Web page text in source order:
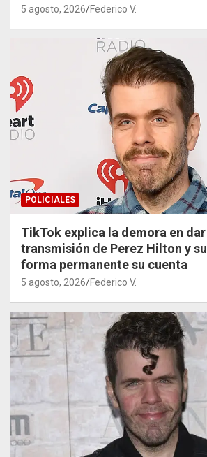
5 agosto, 2026 Federico V.
POLICIALES
TikTok explica la demora en
transmisión de Perez Hilton y
forma permanente su cuenta
5 agosto, 2026 Federico V.